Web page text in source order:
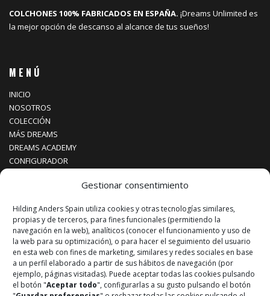
Gestionar consentimiento
Hilding Anders Spain utiliza cookies y otras tecnologías similares,
propias y de terceros, para fines funcionales (permitiendo la
navegación en la web), analíticos (conocer el funcionamiento y uso de
la web para su optimización), o para hacer el seguimiento del usuario
en esta web con fines de marketing, similares y redes sociales en base
a un perfil elaborado a partir de sus hábitos de navegación (por
ejemplo, páginas visitadas). Puede aceptar todas las cookies pulsando
el botón "Aceptar todo", configurarlas a su gusto pulsando el botón
COLCHONES 100% FABRICADOS EN ESPAÑA. ¡Dreams Unlimited es
la mejor opción de descanso al alcance de tus sueños!
MENÚ
INICIO
NOSOTROS
COLECCIÓN
MÁS DREAMS
DREAMS ACADEMY
CONFIGURADOR
¡SÍGUENOS!
Instagram
Facebook